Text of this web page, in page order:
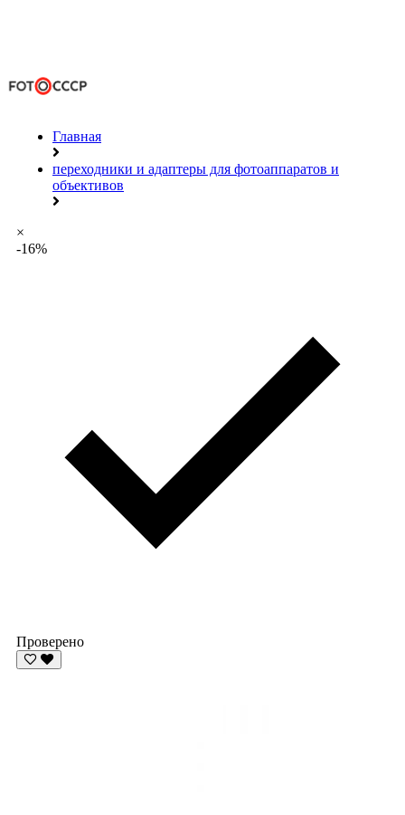
Главная
переходники и адаптеры для фотоаппаратов и
объективов
×
-16%
Проверено